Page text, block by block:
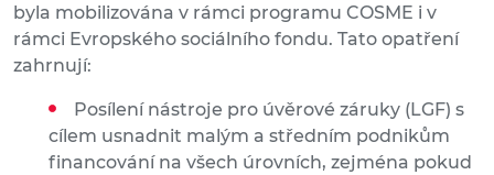
byla mobilizována v rámci programu COSME i v
rámci Evropského sociálního fondu. Tato opatření
zahrnují:
Posílení nástroje pro úvěrové záruky (LGF) s
cílem usnadnit malým a středním podnikům
financování na všech úrovních, zejména pokud